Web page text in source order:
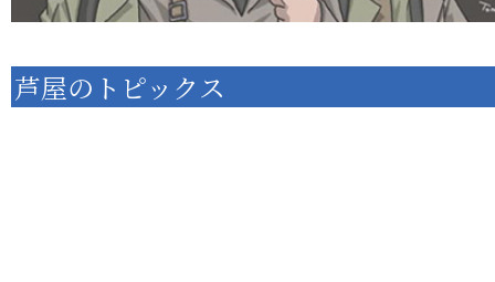
芦屋のトピックス